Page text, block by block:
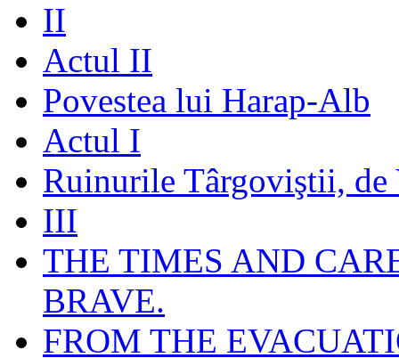
II
Actul II
Povestea lui Harap-Alb
Actul I
Ruinurile Târgoviştii, de
III
THE TIMES AND
BRAVE.
FROM THE